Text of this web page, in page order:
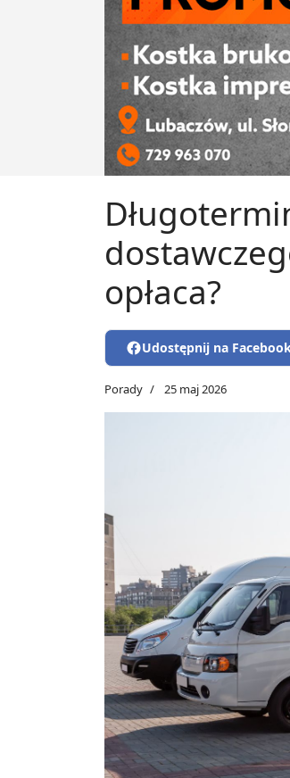
opłaca?
Udostępnij na
Porady 25 maj 2026